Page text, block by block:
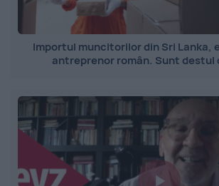
Importul muncitorilor din Sri Lanka,
antreprenor român. Sunt destul